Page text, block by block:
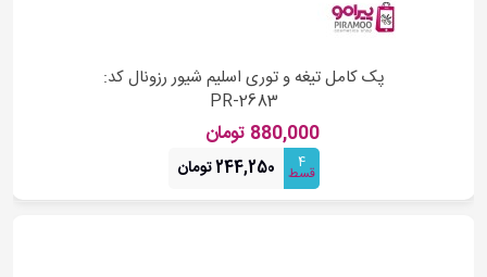
پک کامل تیغه و توری اسلیم شیور رزونال کد:
PR-2683
880,000 تومان
4
قسط 244,250 تومان